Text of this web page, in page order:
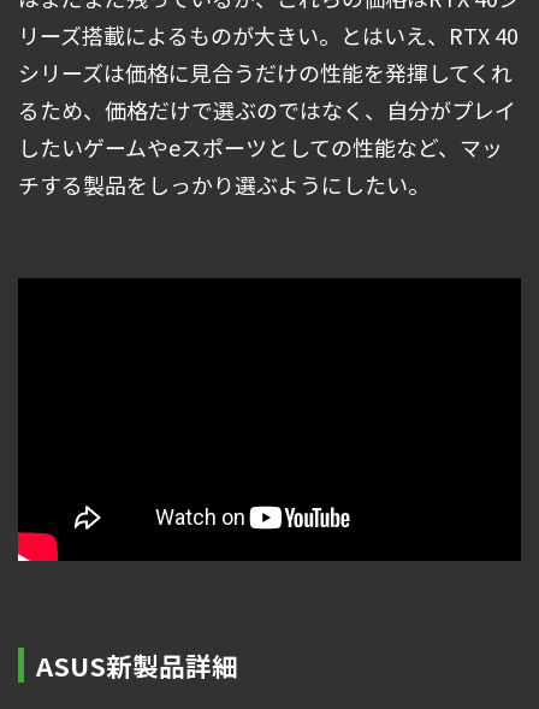
リーズ搭載によるものが大きい。とはいえ、RTX 40
シリーズは価格に見合うだけの性能を発揮してくれ
るため、価格だけで選ぶのではなく、自分がプレイ
したいゲームやeスポーツとしての性能など、マッ
チする製品をしっかり選ぶようにしたい。
ASUS新製品詳細